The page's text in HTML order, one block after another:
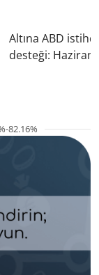
Altına ABD
desteği:
82.16%